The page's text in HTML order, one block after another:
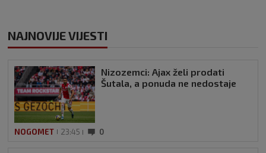
NAJNOVIJE VIJESTI
Nizozemci: Ajax želi prodati
Šutala, a ponuda ne nedostaje
NOGOMET 23:45 0